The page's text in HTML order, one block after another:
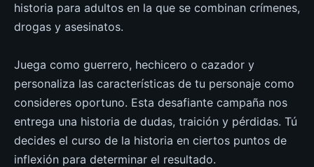
historia para adultos en la que se combinan crímenes,
drogas y asesinatos.
Juega como guerrero, hechicero o cazador y
personaliza las características de tu personaje como
consideres oportuno. Esta desafiante campaña nos
entrega una historia de dudas, traición y pérdidas. Tú
decides el curso de la historia en ciertos puntos de
inflexión para determinar el resultado.